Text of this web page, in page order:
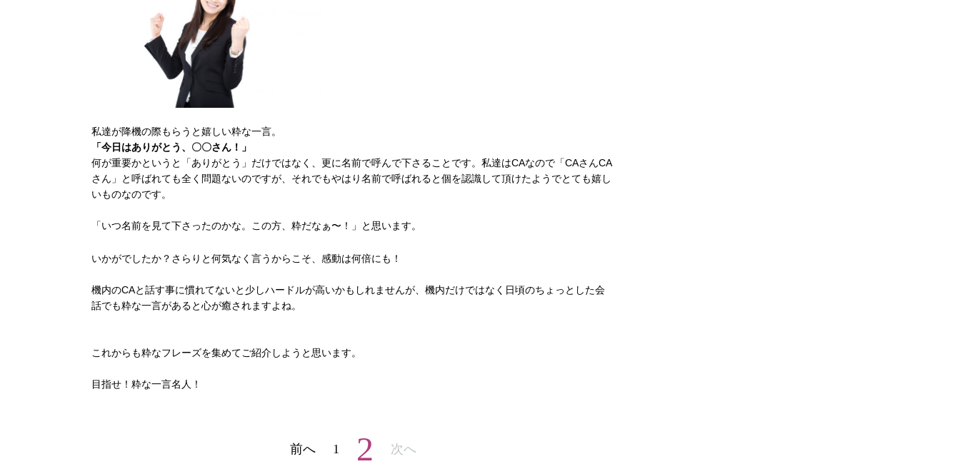
私達が降機の際もらうと嬉しい粋な一言。
「今日はありがとう、〇〇さん！」
何が重要かというと「ありがとう」だけではなく、更に名前で呼んで下さることです。私達はCAなので「CAさんCA
さん」と呼ばれても全く問題ないのですが、それでもやはり名前で呼ばれると個を認識して頂けたようでとても嬉し
いものなのです。
「いつ名前を見て下さったのかな。この方、粋だなぁ〜！」と思います。
いかがでしたか？さらりと何気なく言うからこそ、感動は何倍にも！
機内のCAと話す事に慣れてないと少しハードルが高いかもしれませんが、機内だけではなく日頃のちょっとした会
話でも粋な一言があると心が癒されますよね。
これからも粋なフレーズを集めてご紹介しようと思います。
目指せ！粋な一言名人！
前へ 1 2 次へ